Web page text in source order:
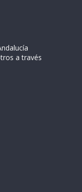
a través